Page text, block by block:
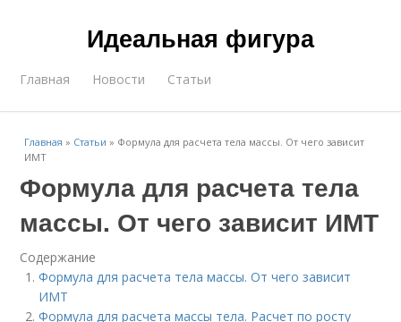
Идеальная фигура
Главная Новости Статьи
Главная » Статьи » Формула для расчета тела массы. От чего зависит
ИМТ
Формула для расчета тела
массы. От чего зависит ИМТ
Содержание
Формула для расчета тела массы. От чего зависит
ИМТ
Формула для расчета массы тела. Расчет по росту